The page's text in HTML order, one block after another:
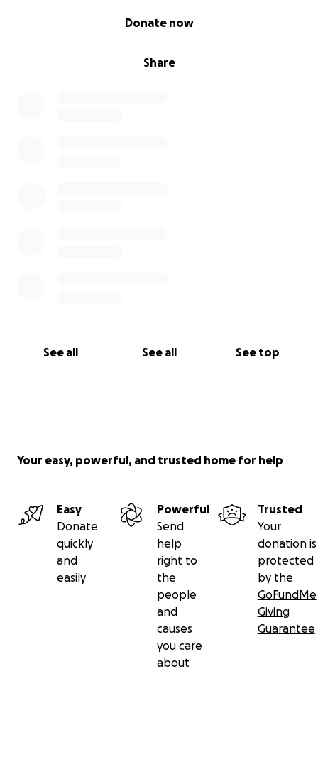
Share
Donate now
See all See all See top
Your easy, powerful, and trusted home for help
Easy
Donate
quickly
and
easily
Powerful
Send
help
right to
the
people
and
causes
you care
about
Trusted
Your
donation is
protected
by the
GoFundMe
Giving
Guarantee